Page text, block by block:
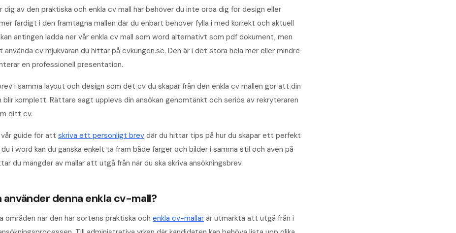
dig av den praktiska och enkla cv mall här behöver du inte oroa dig för design eller
färdigt i den framtagna mallen där du enbart behöver fylla i med korrekt och aktuell
antingen ladda ner vår enkla cv mall som word alternativt som pdf dokument, men
cv mjukvaran du hittar på cvkungen.se. Den är i det stora hela mer eller mindre
en professionell presentation.
i samma layout och design som det cv du skapar från den enkla cv mallen gör att din
blir komplett. Rättare sagt upplevs din ansökan genomtänkt och seriös av rekryteraren
ditt cv.
vår guide för att skriva ett personligt brev där du hittar tips på hur du skapar ett perfekt
du i word kan du ganska enkelt ta fram både färger och bilder i samma stil och även på
du mängder av mallar att utgå från när du ska skriva ansökningsbrev.
använder denna enkla cv-mall?
områden när den här sortens praktiska och enkla cv-mallar är utmärkta att utgå från i